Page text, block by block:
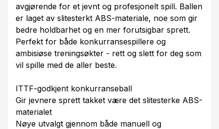
avgjørende for et jevnt og profesjonelt spill. Ballen
er laget av slitesterkt ABS-materiale, noe som gir
bedre holdbarhet og en mer forutsigbar sprett.
Perfekt for både konkurransespillere og
ambisiøse treningsøkter - rett og slett for deg som
vil spille med de aller beste.
ITTF-godkjent konkurranseball
Gir jevnere sprett takket være det slitesterke ABS-
materialet
Nøye utvalgt gjennom både manuell og